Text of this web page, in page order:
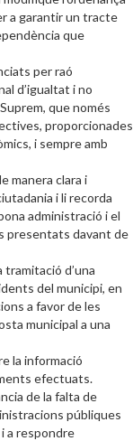
a garantir un tracte
que
per raó
d’igualtat i no
que només
proporcionades
i sempre amb
manera clara i
i li recorda
administració i el
presentats davant de
d’una
del municipi, en
a favor de les
municipal a una
la informació
efectuats.
de la falta de
públiques
a respondre